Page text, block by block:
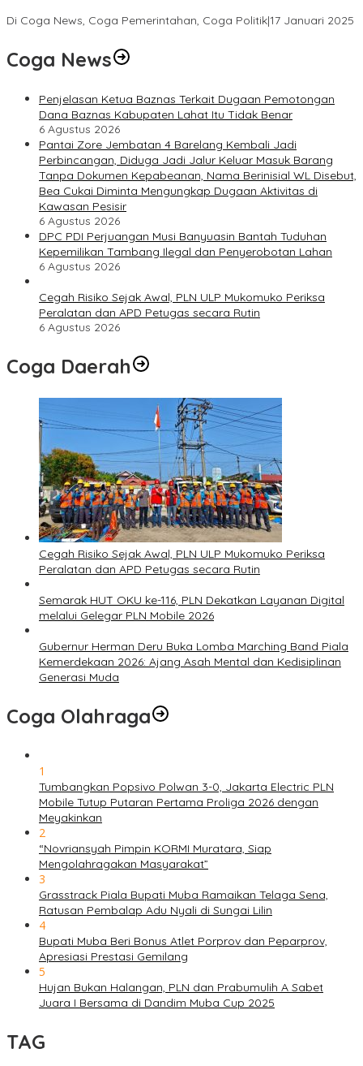
Di Coga News, Coga Pemerintahan, Coga Politik|17 Januari 2025
Coga News
Penjelasan Ketua Baznas Terkait Dugaan Pemotongan
Dana Baznas Kabupaten Lahat Itu Tidak Benar
6 Agustus 2026
Pantai Zore Jembatan 4 Barelang Kembali Jadi
Perbincangan, Diduga Jadi Jalur Keluar Masuk Barang
Tanpa Dokumen Kepabeanan, Nama Berinisial WL Disebut,
Bea Cukai Diminta Mengungkap Dugaan Aktivitas di
Kawasan Pesisir
6 Agustus 2026
DPC PDI Perjuangan Musi Banyuasin Bantah Tuduhan
Kepemilikan Tambang Ilegal dan Penyerobotan Lahan
6 Agustus 2026
Cegah Risiko Sejak Awal, PLN ULP Mukomuko Periksa
Peralatan dan APD Petugas secara Rutin
6 Agustus 2026
Coga Daerah
Cegah Risiko Sejak Awal, PLN ULP Mukomuko Periksa
Peralatan dan APD Petugas secara Rutin
Semarak HUT OKU ke-116, PLN Dekatkan Layanan Digital
melalui Gelegar PLN Mobile 2026
Gubernur Herman Deru Buka Lomba Marching Band Piala
Kemerdekaan 2026: Ajang Asah Mental dan Kedisiplinan
Generasi Muda
Coga Olahraga
1
Tumbangkan Popsivo Polwan 3-0, Jakarta Electric PLN
Mobile Tutup Putaran Pertama Proliga 2026 dengan
Meyakinkan
2
“Novriansyah Pimpin KORMI Muratara, Siap
Mengolahragakan Masyarakat”
3
Grasstrack Piala Bupati Muba Ramaikan Telaga Sena,
Ratusan Pembalap Adu Nyali di Sungai Lilin
4
Bupati Muba Beri Bonus Atlet Porprov dan Peparprov,
Apresiasi Prestasi Gemilang
5
Hujan Bukan Halangan, PLN dan Prabumulih A Sabet
Juara I Bersama di Dandim Muba Cup 2025
TAG